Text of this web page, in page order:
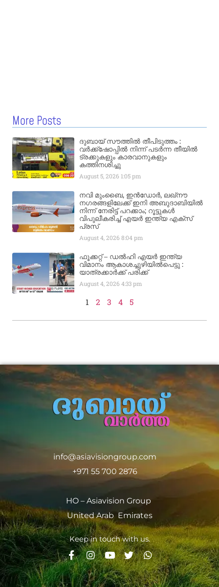
More Posts
ദുബായ് സൗത്തിൽ തീപിടുത്തം :
വർക്ക്‌ഷോപ്പിൽ നിന്ന് പടർന്ന തീയിൽ
ട്രക്കുകളും കാരവാനുകളും
കത്തിനശിച്ചു
August 5, 2026 1:05 pm
നവി മുംബൈ, ഇൻഡോർ, ലഖ്നൗ
നഗരങ്ങളിലേക്ക് ഇനി അബുദാബിയിൽ
നിന്ന് നേരിട്ട് പറക്കാം; റൂട്ടുകൾ
വിപുലീകരിച്ച് എയർ ഇന്ത്യ എക്സ്
പ്രസ്
August 4, 20268:04 pm
ഫൂക്കറ്റ് – ഡൽഹി എയര്‍ ഇന്ത്യ
വിമാനം ആകാശച്ചുഴിയില്‍പെട്ടു :
യാത്രക്കാര്‍ക്ക് പരിക്ക്
August 4, 20264:33 pm
1 2 3 4 5
info@asiavisiongroup.com
+971 55 700 2876
HO – Asiavision Group
United Arab Emirates
Keep in touch with us.